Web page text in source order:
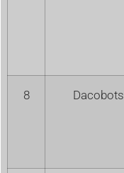
8 Dacobots